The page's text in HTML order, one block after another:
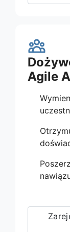
Agile